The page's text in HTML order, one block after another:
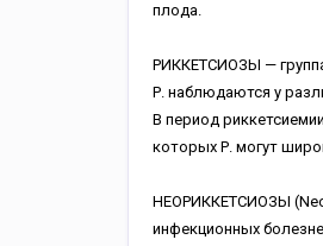
плода.
РИККЕТСИОЗЫ —
Р. наблюдаются у
В период
которых Р. могут
НЕОРИККЕТСИОЗЫ
инфекционных